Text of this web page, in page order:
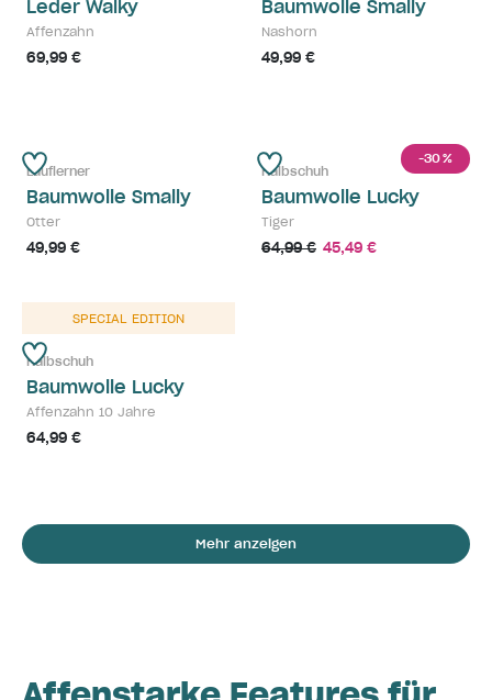
Leder Walky
Affenzahn
69,99 €
Baumwolle Smally
Nashorn
49,99 €
Lauflerner
Baumwolle Smally
Otter
49,99 €
-30%
Halbschuh
Baumwolle Lucky
Tiger
64,99 € 45,49 €
SPECIAL EDITION
Halbschuh
Baumwolle Lucky
Affenzahn 10 Jahre
64,99 €
Mehr anzeigen